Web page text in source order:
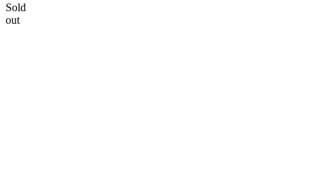
Sold
out